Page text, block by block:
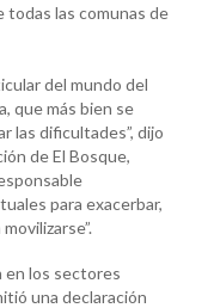
todas las comunas de
del mundo del
que más bien se
las dificultades”, dijo
de El Bosque,
para exacerbar,
en los sectores
una declaración